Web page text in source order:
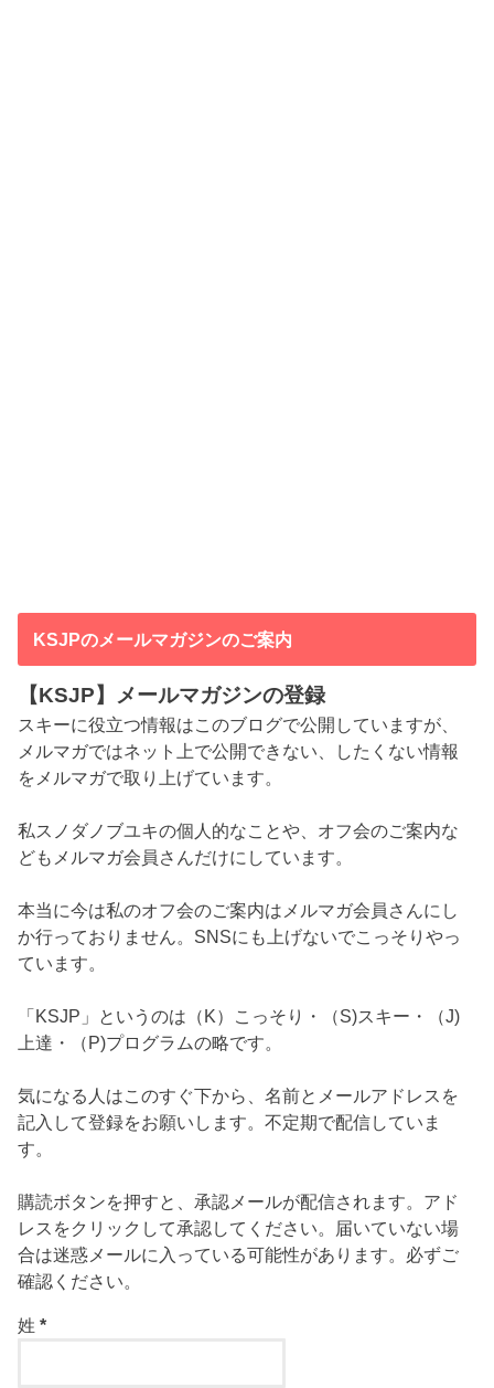
KSJPのメールマガジンのご案内
【KSJP】メールマガジンの登録
スキーに役立つ情報はこのブログで公開していますが、
メルマガではネット上で公開できない、したくない情報
をメルマガで取り上げています。
私スノダノブユキの個人的なことや、オフ会のご案内な
どもメルマガ会員さんだけにしています。
本当に今は私のオフ会のご案内はメルマガ会員さんにし
か行っておりません。SNSにも上げないでこっそりやっ
ています。
「KSJP」というのは（K）こっそり・（S)スキー・（J)
上達・（P)プログラムの略です。
気になる人はこのすぐ下から、名前とメールアドレスを
記入して登録をお願いします。不定期で配信していま
す。
購読ボタンを押すと、承認メールが配信されます。アド
レスをクリックして承認してください。届いていない場
合は迷惑メールに入っている可能性があります。必ずご
確認ください。
姓*